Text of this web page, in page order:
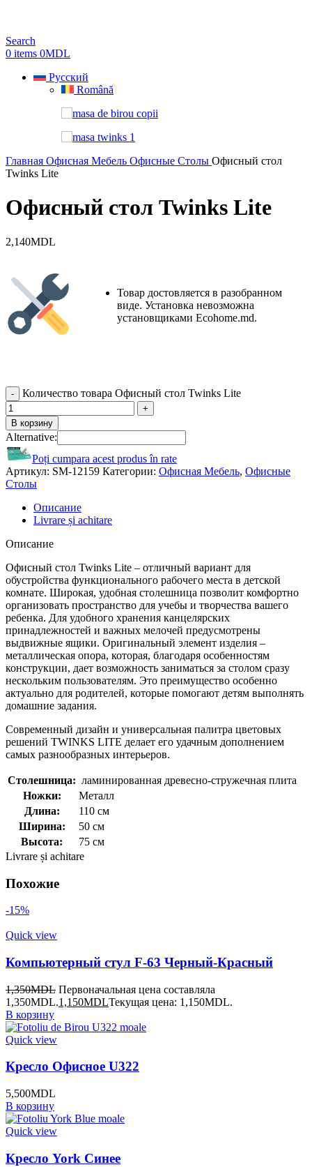
Search
0 items 0MDL
Русский
Română
Главная Офисная Мебель Офисные Столы Офисный стол
Twinks Lite
Офисный стол Twinks Lite
2,140MDL
Товар достовляется в разобранном
виде. Установка невозможна
установщиками Ecohome.md.
Количество товара Офисный стол Twinks Lite
В корзину
Alternative:
Poți cumpara acest produs în rate
Артикул: SM-12159 Категории: Офисная Мебель, Офисные
Столы
Описание
Livrare și achitare
Описание
Офисный стол Twinks Lite – отличный вариант для
обустройства функционального рабочего места в детской
комнате. Широкая, удобная столешница позволит комфортно
организовать пространство для учебы и творчества вашего
ребенка. Для удобного хранения канцелярских
принадлежностей и важных мелочей предусмотрены
выдвижные ящики. Оригинальный элемент изделия –
металлическая опора, которая, благодаря особенностям
конструкции, дает возможность заниматься за столом сразу
нескольким пользователям. Это преимущество особенно
актуально для родителей, которые помогают детям выполнять
домашние задания.
Современный дизайн и универсальная палитра цветовых
решений TWINKS LITE делает его удачным дополнением
самых разнообразных интерьеров.
Столешница: ламинированная древесно-стружечная плита
Ножки:
Металл
Длина:
110 см
Ширина:
50 см
Высота:
75 см
Livrare și achitare
Похожие
-15%
Quick view
Компьютерный стул F-63 Черный-Красный
1,350MDL Первоначальная цена составляла
1,350MDL.1,150MDLТекущая цена: 1,150MDL.
В корзину
Quick view
Кресло Офисное U322
5,500MDL
В корзину
Quick view
Кресло York Синее